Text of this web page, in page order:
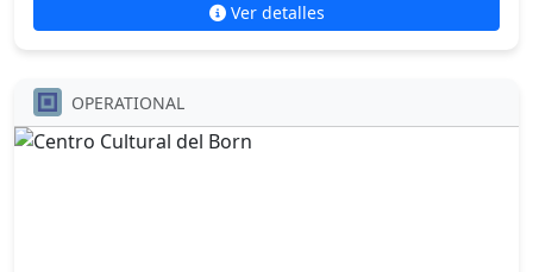
Ver detalles
OPERATIONAL